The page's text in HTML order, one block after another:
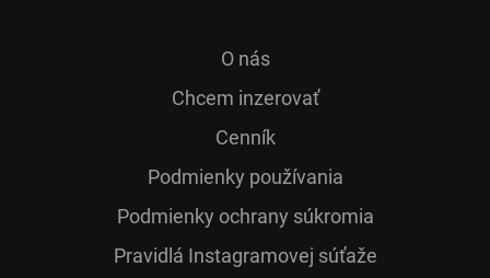
O nás
Chcem inzerovať
Cenník
Podmienky používania
Podmienky ochrany súkromia
Pra­vidlá Ins­ta­gra­mo­vej sú­ťaže